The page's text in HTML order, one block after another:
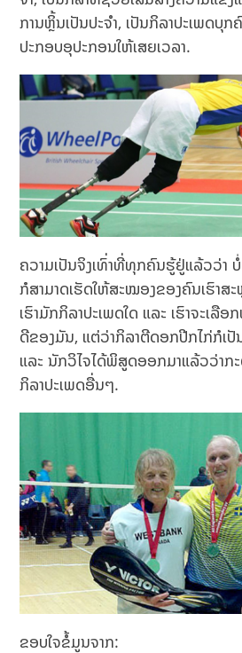
ການຫຼິ້ນເປັນປະຈໍາ, ເປັນກິລາປະເພດບຸກ
ປະກອບອຸປະກອນໃຫ້ເສຍເວລາ.
ຄວາມເປັນຈິງເທົ່າທີ່ທຸກຄົນຮູ້ຢູ່ແລ້ວວ່າ ບໍ່
ກໍສາມາດເຮັດໃຫ້ສະໝອງຂອງຄົນເຮົາສ
ເຮົາມັກກິລາປະເພດໃດ ແລະ ເຮົາຈະເລື
ດີຂອງມັນ, ແຕ່ວ່າກິລາຕີດອກປີກໄກ່ກໍເ
ແລະ ນັກວິໄຈໄດ້ພິສູດອອກມາແລ້ວວ່າກ
ກິລາປະເພດອື່ນໆ.
ຂອບໃຈຂໍ້ມູນຈາກ: